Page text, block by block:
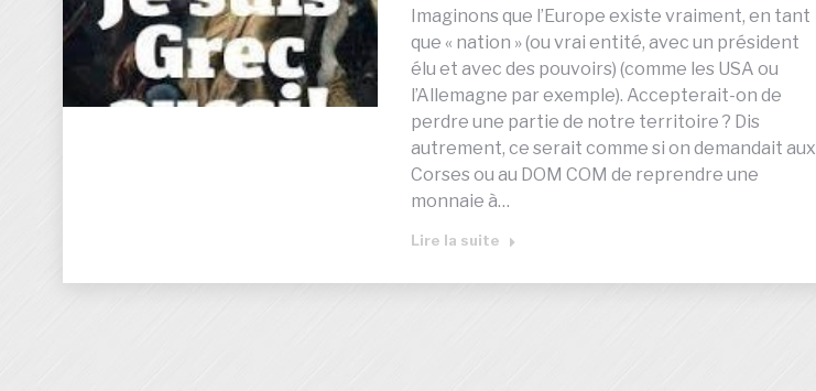
Imaginons que l’Europe existe vraiment, en tant
que « nation » (ou vrai entité, avec un président
élu et avec des pouvoirs) (comme les USA ou
l’Allemagne par exemple). Accepterait-on de
perdre une partie de notre territoire ? Dis
autrement, ce serait comme si on demandait aux
Corses ou au DOM COM de reprendre une
monnaie à…
Lire la suite